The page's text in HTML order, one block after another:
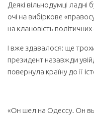
Деякі вільнодумці
очі на вибіркове
на клановість політичних
І вже здавалося: ще
президент назавжди
повернула країну до її
«Он шел на Одессу. Он